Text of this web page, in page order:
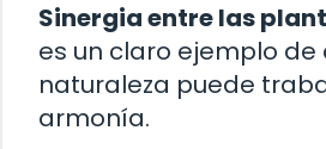
Sinergia entre las
es un claro ejemplo de
naturaleza puede
armonía.